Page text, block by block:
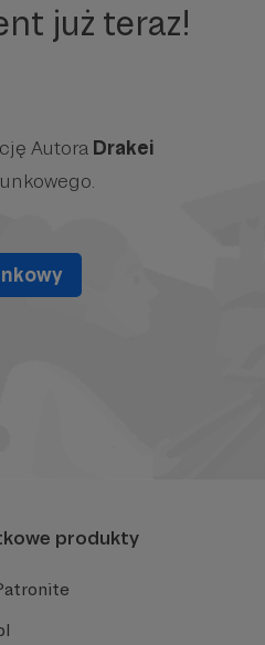
już teraz!
Autora Drakei
produkty